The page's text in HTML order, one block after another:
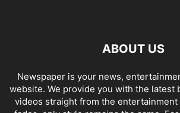
ABOUT US
Newspaper is your news,
website. We provide you with the latest
videos straight from the entertainment